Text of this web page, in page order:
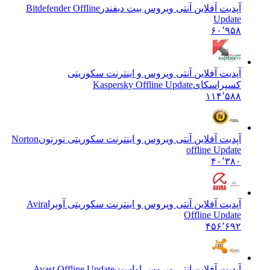
آپدیت آفلاین آنتی ویروس بیت دیفندرBitdefender Offline
Update
۶۰٬۹۵۸
آپدیت آفلاین آنتی ویروس و اینترنت سکوریتی
کسپراسکایKaspersky Offline Update
۱۱۴٬۵۸۸
آپدیت آفلاین آنتی ویروس و اینترنت سکوریتی نورتونNorton
offline Update
۴۰٬۳۸۰
آپدیت آفلاین آنتی ویروس و اینترنت سکوریتی آویراAvira
Offline Update
۴۵۶٬۶۹۲